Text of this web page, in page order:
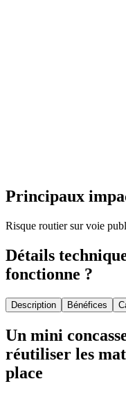
Principaux
Risque routier sur voie
Détails
fonctionne ?
Description Bénéfices
Un mini
réutiliser les
place